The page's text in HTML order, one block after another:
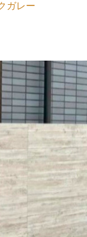
ガレー